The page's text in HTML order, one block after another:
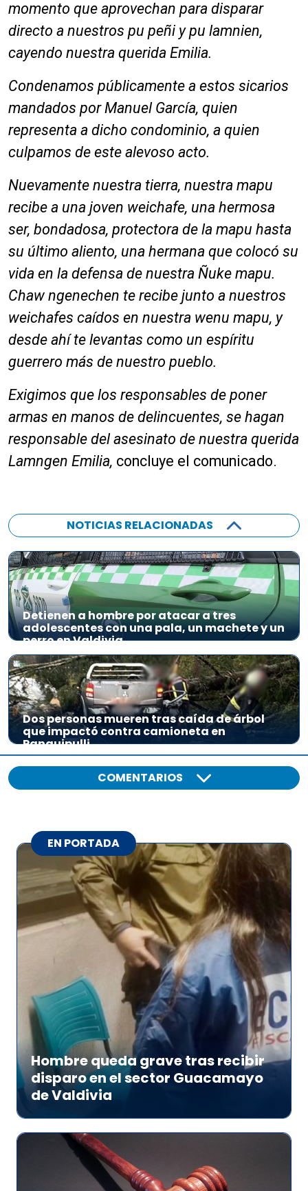
momento que aprovechan para disparar
directo a nuestros pu peñi y pu lamnien,
cayendo nuestra querida Emilia.
Condenamos públicamente a estos sicarios
mandados por Manuel García, quien
representa a dicho condominio, a quien
culpamos de este alevoso acto.
Nuevamente nuestra tierra, nuestra mapu
recibe a una joven weichafe, una hermosa
ser, bondadosa, protectora de la mapu hasta
su último aliento, una hermana que colocó su
vida en la defensa de nuestra Ñuke mapu.
Chaw ngenechen te recibe junto a nuestros
weichafes caídos en nuestra wenu mapu, y
desde ahí te levantas como un espíritu
guerrero más de nuestro pueblo.
Exigimos que los responsables de poner
armas en manos de delincuentes, se hagan
responsable del asesinato de nuestra querida
Lamngen Emilia, concluye el comunicado.
NOTICIAS RELACIONADAS
Detienen a hombre por atacar a tres
adolescentes con una pala, un machete y un
perro en Valdivia
Dos personas mueren tras caída de árbol
que impactó contra camioneta en
Panguipulli
COMENTARIOS
EN PORTADA
Hombre queda grave tras recibir
disparo en el sector Guacamayo
de Valdivia